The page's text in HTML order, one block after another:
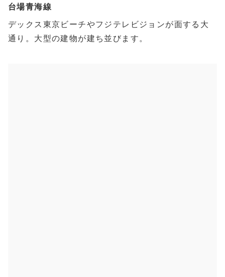
台場青海線
デックス東京ビーチやフジテレビジョンが面する大
通り。大型の建物が建ち並びます。